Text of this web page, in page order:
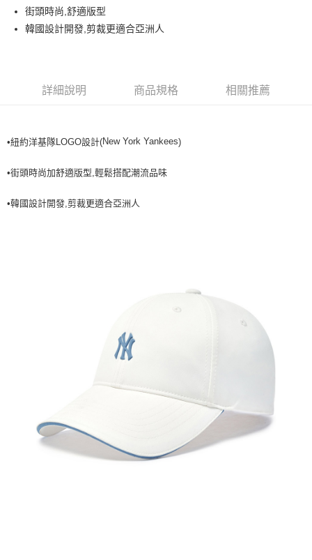
街口支付
全家取貨付款<未取貨列黑名單/不支援離島取退>
全家取貨<不支援離島取退>
每筆NT$60，滿NT$499(含以上)免運費
街頭時尚,舒適版型
韓國設計開發,剪裁更適合亞洲人
詳細說明 商品規格 相關推薦
•紐約洋基隊LOGO設計(New York Yankees)
•街頭時尚加舒適版型,輕鬆搭配潮流品味
•韓國設計開發,剪裁更適合亞洲人